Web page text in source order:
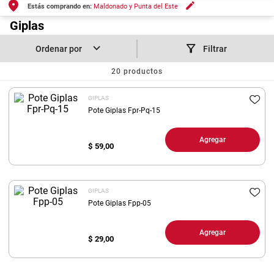
Estás comprando en: Maldonado y Punta del Este
Giplas
Filtrar
20 productos
GIPLAS
Pote Giplas Fpr-Pq-15
$ 59,00
Agregar
GIPLAS
Pote Giplas Fpp-05
$ 29,00
Agregar
TÉRMINOS MÁS BUSCADOS
leche
4. queso
. pollo
. yerba